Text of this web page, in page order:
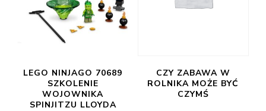
LEGO NINJAGO 70689
SZKOLENIE
WOJOWNIKA
SPINJITZU LLOYDA
CZY ZABAWA W
ROLNIKA MOŻE BYĆ
CZYMŚ